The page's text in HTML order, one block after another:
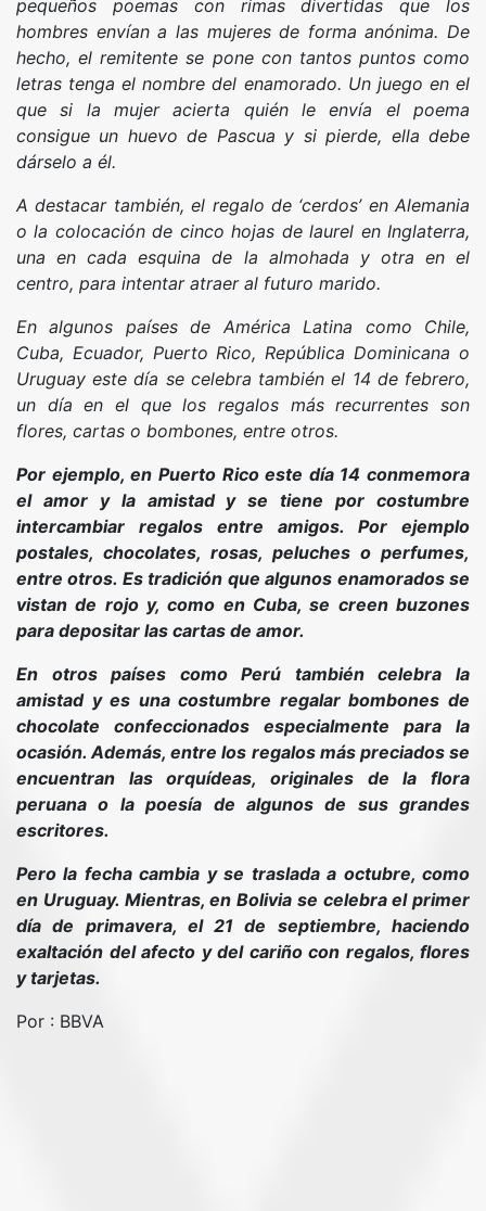
pequeños poemas con rimas divertidas que los
hombres envían a las mujeres de forma anónima. De
hecho, el remitente se pone con tantos puntos como
letras tenga el nombre del enamorado. Un juego en el
que si la mujer acierta quién le envía el poema
consigue un huevo de Pascua y si pierde, ella debe
dárselo a él.
A destacar también, el regalo de ‘cerdos’ en Alemania
o la colocación de cinco hojas de laurel en Inglaterra,
una en cada esquina de la almohada y otra en el
centro, para intentar atraer al futuro marido.
En algunos países de América Latina como Chile,
Cuba, Ecuador, Puerto Rico, República Dominicana o
Uruguay este día se celebra también el 14 de febrero,
un día en el que los regalos más recurrentes son
flores, cartas o bombones, entre otros.
Por ejemplo, en Puerto Rico este día 14 conmemora
el amor y la amistad y se tiene por costumbre
intercambiar regalos entre amigos. Por ejemplo
postales, chocolates, rosas, peluches o perfumes,
entre otros. Es tradición que algunos enamorados se
vistan de rojo y, como en Cuba, se creen buzones
para depositar las cartas de amor.
En otros países como Perú también celebra la
amistad y es una costumbre regalar bombones de
chocolate confeccionados especialmente para la
ocasión. Además, entre los regalos más preciados se
encuentran las orquídeas, originales de la flora
peruana o la poesía de algunos de sus grandes
escritores.
Pero la fecha cambia y se traslada a octubre, como
en Uruguay. Mientras, en Bolivia se celebra el primer
día de primavera, el 21 de septiembre, haciendo
exaltación del afecto y del cariño con regalos, flores
y tarjetas.
Por : BBVA